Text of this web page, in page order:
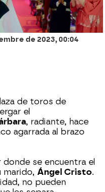
de 2023, 00:04
de toros de
el
, radiante, hace
agarrada al brazo
donde se encuentra el
marido, Ángel Cristo.
no pueden